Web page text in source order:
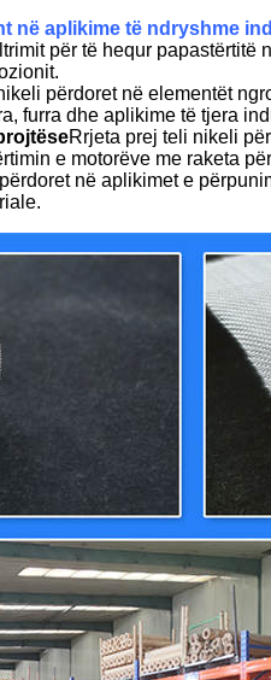
në aplikime të ndryshme
për të hequr
përdoret në elementët
furra dhe aplikime të tjera
Rrjeta prej teli nikeli
e motorëve me raketa
në aplikimet e